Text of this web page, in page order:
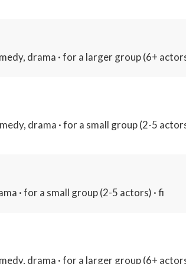
drama · for a larger group (6+
drama · for a small group (2-5
· for a small group (2-5 actors) · fi
drama · for a larger group (6+